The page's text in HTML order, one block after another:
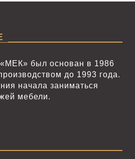
был основан в 1986
до 1993 года.
начала заниматься
мебели.